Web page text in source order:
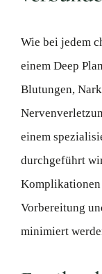
Wie bei jedem
einem Deep
Blutungen,
einem
durchgeführt
Vorbereitung
minimiert